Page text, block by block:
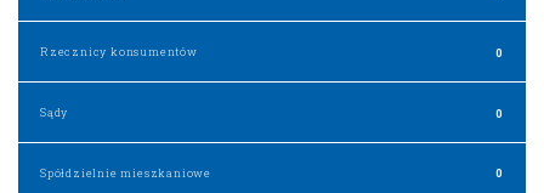
Rzecznicy konsumentów 0
Sądy 0
Spółdzielnie mieszkaniowe 0